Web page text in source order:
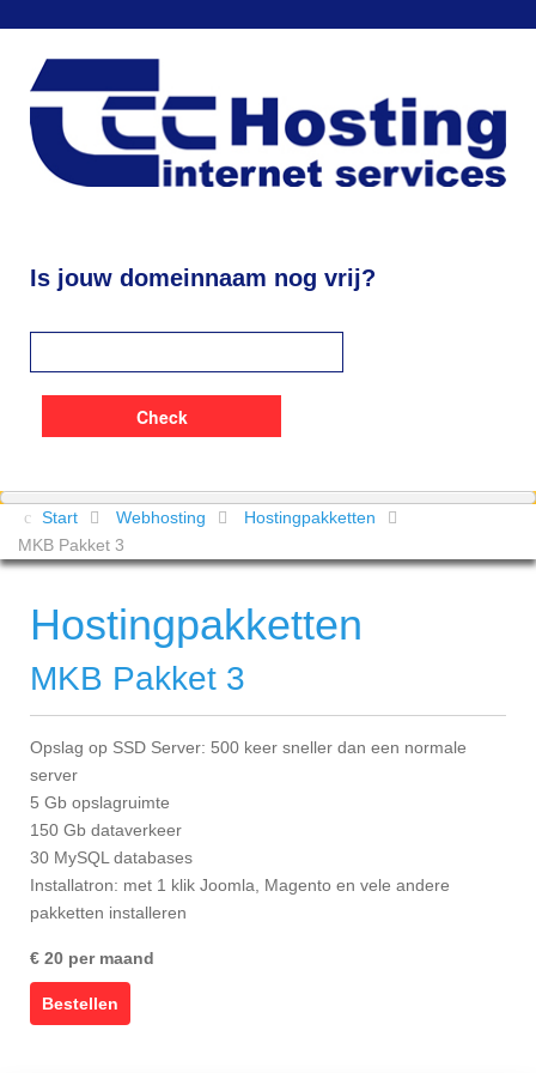
Is jouw domeinnaam nog vrij?
Start Webhosting
Hostingpakketten
MKB Pakket 3
Hostingpakketten
MKB Pakket 3
Opslag op SSD Server: 500 keer sneller dan een normale
server
5 Gb opslagruimte
150 Gb dataverkeer
30 MySQL databases
Installatron: met 1 klik Joomla, Magento en vele andere
pakketten installeren
€ 20 per maand
Bestellen